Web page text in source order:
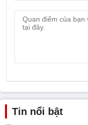
Tin nổi bật